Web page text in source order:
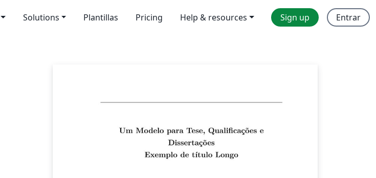
Solutions Plantillas Pricing Help & resources Sign up Entrar